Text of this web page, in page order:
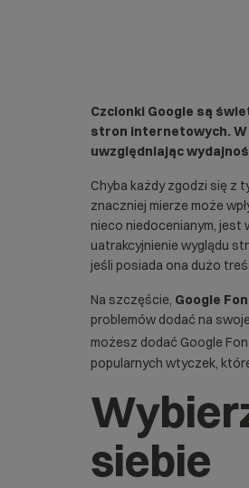
Czcionki Google są
stron internetowych. W
uwzględniając
Chyba każdy zgodzi się z
znaczniej mierze może
nieco niedocenianym,
uatrakcyjnienie wyglądu
jeśli posiada ona dużo
Na szczęście, Google
problemów dodać na
możesz dodać Google
popularnych wtyczek,
siebie